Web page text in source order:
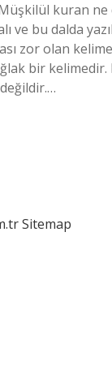
kuran
bu dalda
zor olan
bir
Sitemap